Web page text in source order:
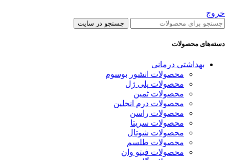
خروج
جستجو در سایت
دسته‌های محصولات
بهداشتی درمانی
محصولات انشور بوسوم
محصولات پلی ژل
محصولات ثمین
محصولات درم انجلین
محصولات راسن
محصولات سریتا
محصولات شوتال
محصولات طلسم
محصولات فیتو وان